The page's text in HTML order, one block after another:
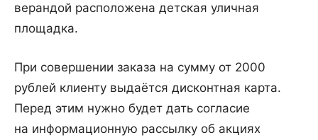
верандой расположена детская уличная
площадка.
При совершении заказа на сумму от 2000
рублей клиенту выдаётся дисконтная карта.
Перед этим нужно будет дать согласие
на информационную рассылку об акциях